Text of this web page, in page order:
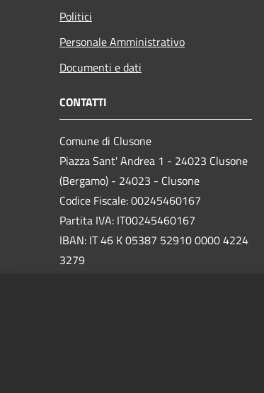
Politici
Personale Amministrativo
Documenti e dati
CONTATTI
Comune di Clusone
Piazza Sant' Andrea 1 - 24023 Clusone
(Bergamo) - 24023 - Clusone
Codice Fiscale: 00245460167
Partita IVA: IT00245460167
IBAN: IT 46 K 05387 52910 0000 4224
3279